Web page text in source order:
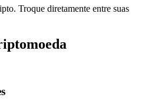
Troque diretamente entre suas